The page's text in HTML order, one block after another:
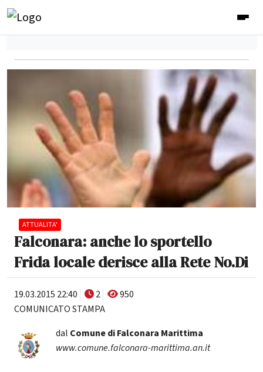
ATTUALITA'
Falconara: anche lo sportello
Frida locale derisce alla Rete No.Di
19.03.2015 22:40 2
950
COMUNICATO STAMPA
dal Comune di Falconara Marittima
www.comune.falconara-marittima.an.it